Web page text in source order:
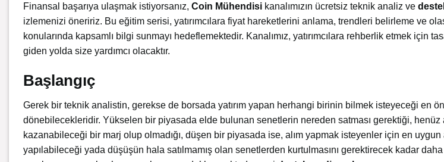
Finansal başarıya ulaşmak istiyorsanız, Coin Mühendisi kanalımızın ücretsiz teknik analiz ve
izlemenizi öneririz. Bu eğitim serisi, yatırımcılara fiyat hareketlerini anlama, trendleri belirleme ve
konularında kapsamlı bilgi sunmayı hedeflemektedir. Kanalımız, yatırımcılara rehberlik etmek için
giden yolda size yardımcı olacaktır.
Başlangıç
Gerek bir teknik analistin, gerekse de borsada yatırım yapan herhangi birinin bilmek isteyeceği en
dönebilecekleridir. Yükselen bir piyasada elde bulunan senetlerin nereden satması gerektiği, henüz
kazanabileceği bir marj olup olmadığı, düşen bir piyasada ise, alım yapmak isteyenler için en uygun
yapılabileceği yada düşüşün hala satılmamış olan senetlerden kurtulmasını gerektirecek kadar